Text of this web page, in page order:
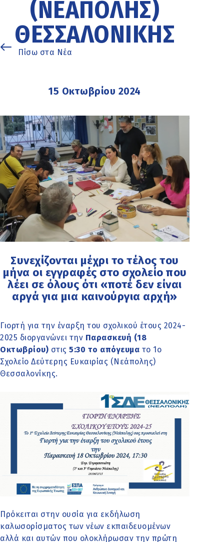
(ΝΕΆΠΟΛΗΣ)
ΘΕΣΣΑΛΟΝΊΚΗΣ
Πίσω στα Νέα
15 Οκτωβρίου 2024
Συνεχίζονται μέχρι το τέλος του
μήνα οι εγγραφές στο σχολείο που
λέει σε όλους ότι «ποτέ δεν είναι
αργά για μια καινούργια αρχή»
Γιορτή για την έναρξη του σχολικού έτους 2024-
2025 διοργανώνει την Παρασκευή (18
Οκτωβρίου) στις 5:30 το απόγευμα το 1ο
Σχολείο Δεύτερης Ευκαιρίας (Νεάπολης)
Θεσσαλονίκης.
Πρόκειται στην ουσία για εκδήλωση
καλωσορίσματος των νέων εκπαιδευομένων
αλλά και αυτών που ολοκλήρωσαν την πρώτη